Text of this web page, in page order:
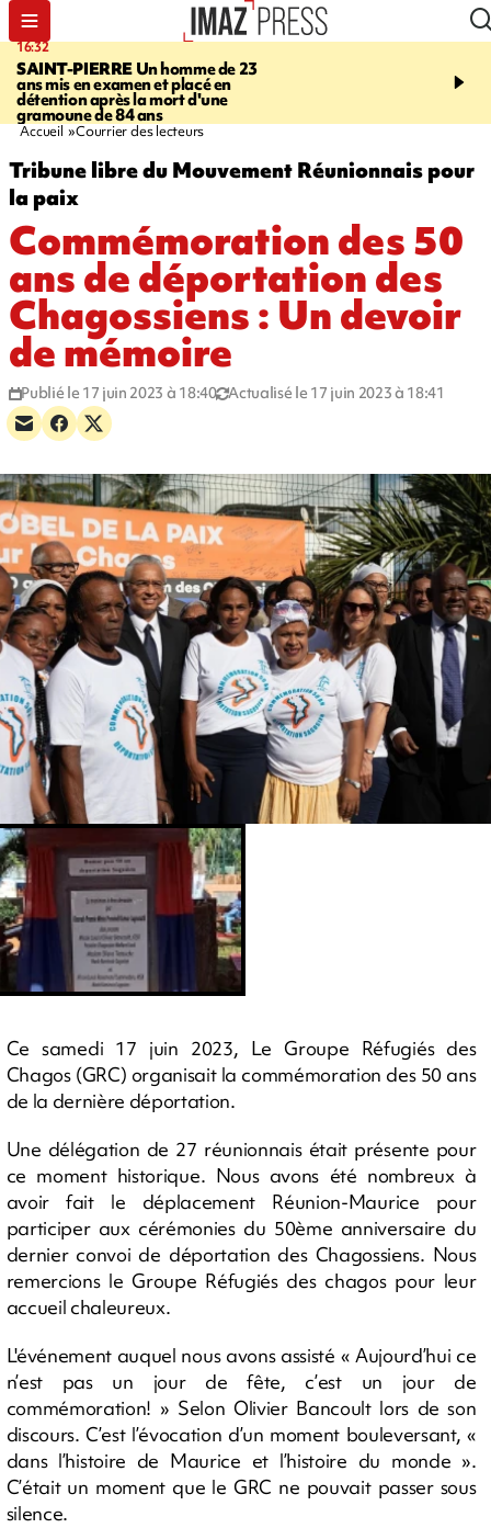
16:32
SAINT-PIERREUn homme de 23
ans mis en examen et placé en
détention après la mort d'une
gramoune de 84 ans
21:08
et Turquie scellent un
Accueil Courrier des lecteurs
Tribune libre du Mouvement Réunionnais pour
la paix
Commémoration des 50
ans de déportation des
Chagossiens : Un devoir
de mémoire
Publié le 17 juin 2023 à 18:40 Actualisé le 17 juin 2023 à 18:41
Ce samedi 17 juin 2023, Le Groupe Réfugiés des
Chagos (GRC) organisait la commémoration des 50 ans
de la dernière déportation.
Une délégation de 27 réunionnais était présente pour
ce moment historique. Nous avons été nombreux à
avoir fait le déplacement Réunion-Maurice pour
participer aux cérémonies du 50ème anniversaire du
dernier convoi de déportation des Chagossiens. Nous
remercions le Groupe Réfugiés des chagos pour leur
accueil chaleureux.
L'événement auquel nous avons assisté « Aujourd’hui ce
n’est pas un jour de fête, c’est un jour de
commémoration! » Selon Olivier Bancoult lors de son
discours. C’est l’évocation d’un moment bouleversant, «
dans l’histoire de Maurice et l’histoire du monde ».
C’était un moment que le GRC ne pouvait passer sous
silence.